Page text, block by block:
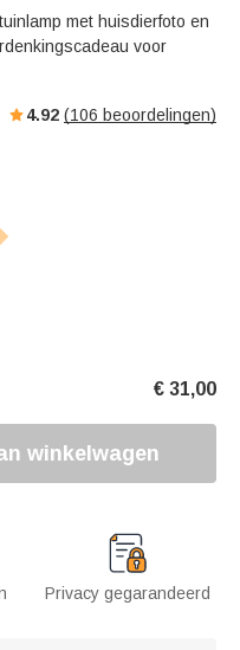
t
e
e
r
l
met huisdierfoto en
voor
4.92 (106 beoordelingen)
€ 31,00
winkelwagen
Privacy gegarandeerd